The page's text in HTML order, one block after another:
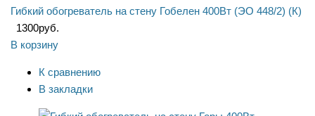
Гибкий обогреватель на стену Гобелен 400Вт (ЭО 448/2) (К)
1300руб.
В корзину
К сравнению
В закладки